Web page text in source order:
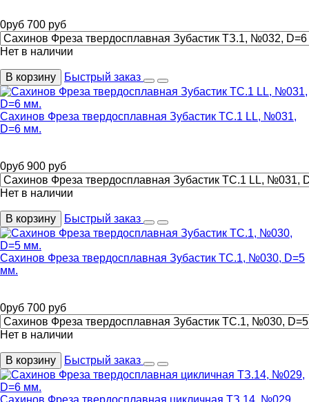
0руб 700 руб
Нет в наличии
В корзину Быстрый заказ
Сахинов Фреза твердосплавная Зубастик ТС.1 LL, №031,
D=6 мм.
0руб 900 руб
Нет в наличии
В корзину Быстрый заказ
Сахинов Фреза твердосплавная Зубастик ТС.1, №030, D=5
мм.
0руб 700 руб
Нет в наличии
В корзину Быстрый заказ
Сахинов Фреза твердосплавная цикличная ТЗ.14, №029,